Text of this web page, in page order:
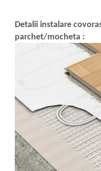
Detalii instalare
parchet/mocheta :